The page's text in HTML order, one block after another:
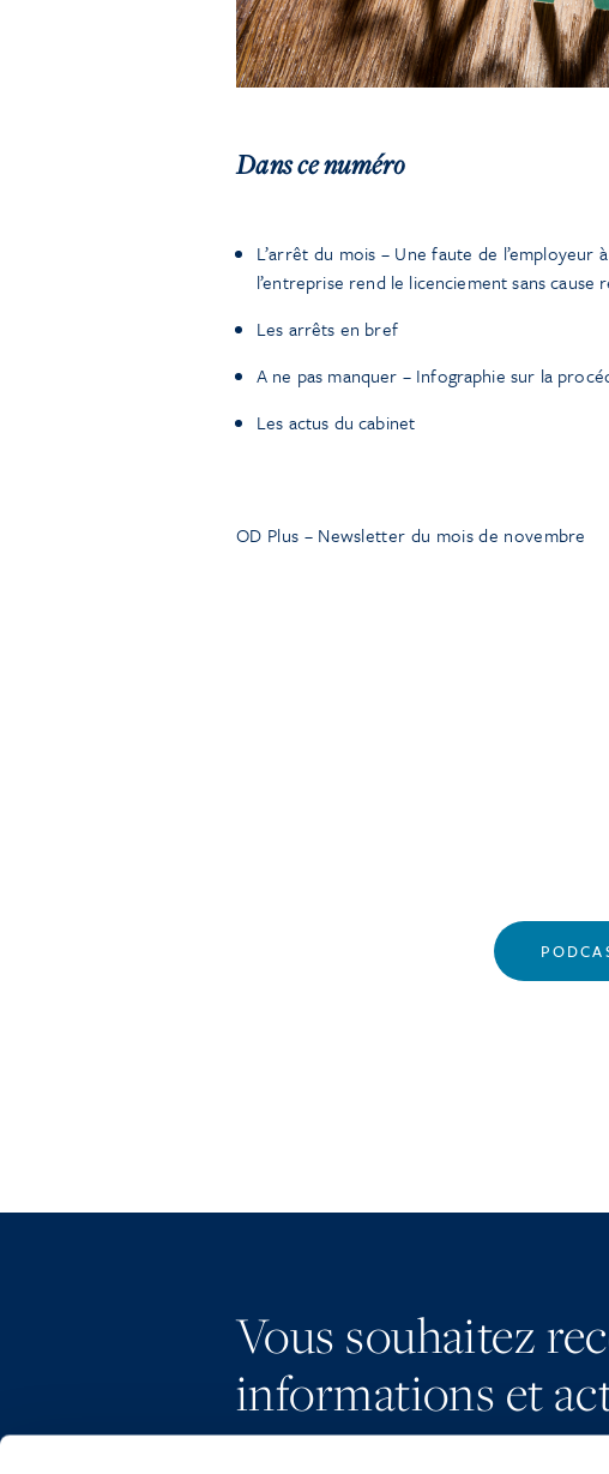
Dans ce numéro
L’arrêt du mois – Une faute de l’employeur
l’entreprise rend le licenciement sans cause
Les arrêts en bref
A ne pas manquer – Infographie sur la
Les actus du cabinet
OD Plus – Newsletter du mois de novembre
Vous souhaitez
informations et